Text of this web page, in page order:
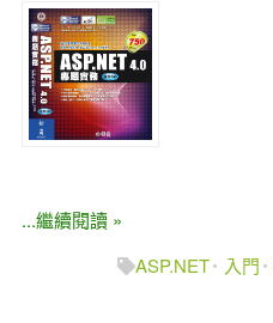
...繼續閱讀 »
ASP.NET
入門